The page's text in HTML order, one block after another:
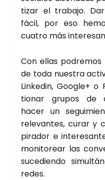
ti­zar el tra­ba­jo.
fácil, por eso
cua­tro más
Con ellas
de toda nues­tra
Lin­ke­din, Goo­gle+
tio­nar gru­pos de
hacer un
rele­van­tes, curar y
pi­ra­dor e
moni­to­rear las
suce­dien­do
redes.